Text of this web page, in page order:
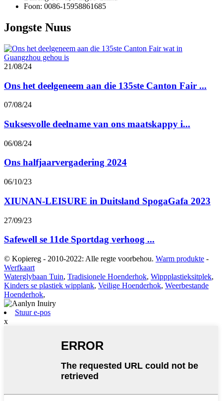
Foon: 0086-15958861685
Jongste Nuus
21/08/24
Ons het deelgeneem aan die 135ste Canton Fair ...
07/08/24
Suksesvolle deelname van ons maatskappy i...
06/08/24
Ons halfjaarvergadering 2024
06/10/23
XIUNAN-LEISURE in Duitsland SpogaGafa 2023
27/09/23
Safewell se 11de Sportdag verhoog ...
© Kopiereg - 2010-2022: Alle regte voorbehou. Warm produkte -
Werfkaart
Waterglybaan Tuin, Tradisionele Hoenderhok, Wippplastieksitplek,
Kinders se plastiek wipplank, Veilige Hoenderhok, Weerbestande
Hoenderhok,
Stuur e-pos
x